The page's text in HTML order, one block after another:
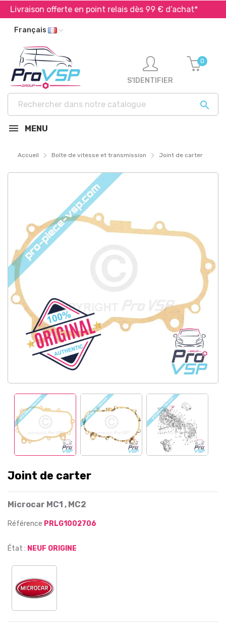
offerte en point relais dès 99 € d’achat*
Français

S'IDENTIFIER
0
MENU
Accueil Boîte de vitesse et transmission Joint de carter
Joint de carter
Microcar MC1 , MC2
Référence PRLG1002706
État : NEUF ORIGINE